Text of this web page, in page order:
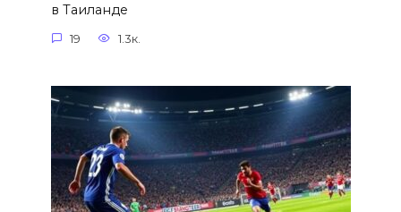
в Таиланде
19 1.3к.